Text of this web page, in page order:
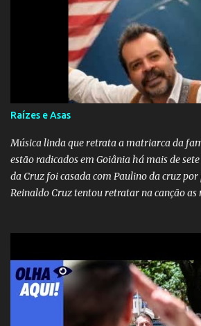
voluntários e das forças governamentais,
nas operações de salvamento. O receio é
a de retenção de doações e o transporte de
apreensão na população já fragilizada por
Tamanha é a seriedade do problema que o
precisou criar uma força-tarefa para checar
desinformações, chegando ao ponto de o
O Negacionismo Climático da Extrema
de fake news não é uma surpresa, pois faz
Raízes e Asas
Música linda que retrata a matriarca da
estão radicados em Goiânia há mais de
da Cruz foi casada com Paulino da cruz por
Reinaldo Cruz tentou retratar na canção